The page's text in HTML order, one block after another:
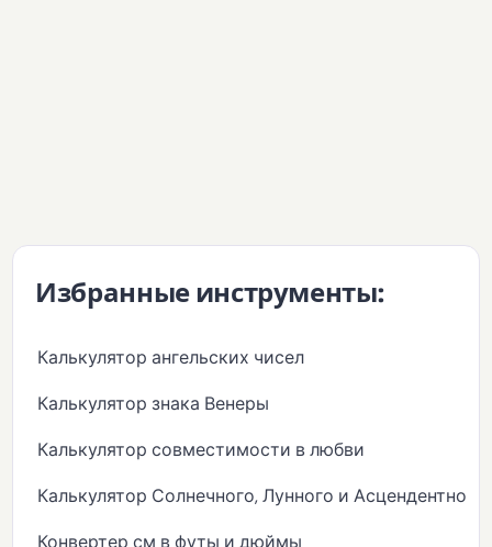
Избранные инструменты:
Калькулятор ангельских чисел
Калькулятор знака Венеры
Калькулятор совместимости в любви
Калькулятор Солнечного, Лунного и Асцендентного
Конвертер см в футы и дюймы